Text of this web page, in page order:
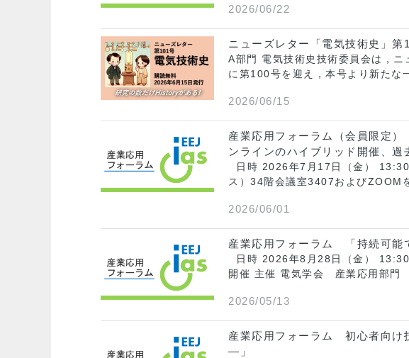
2026/06/22
ニューズレター「電気技術史」第
A部門 電気技術史技術委員会は，
に第100号を迎え，本号より新たな
2026/06/15
産業応用フォーラム（会員
ンラインのハイブリッド開催、過
日時 2026年7月17日（金）
ス）34階会議室3407およびZOOM
2026/06/01
産業応用フォーラム 「持続可能
日時 2026年8月28日（金）
開催 主催 電気学会 産業応用部門
2026/05/13
産業応用フォーラム 初心者向け
―」